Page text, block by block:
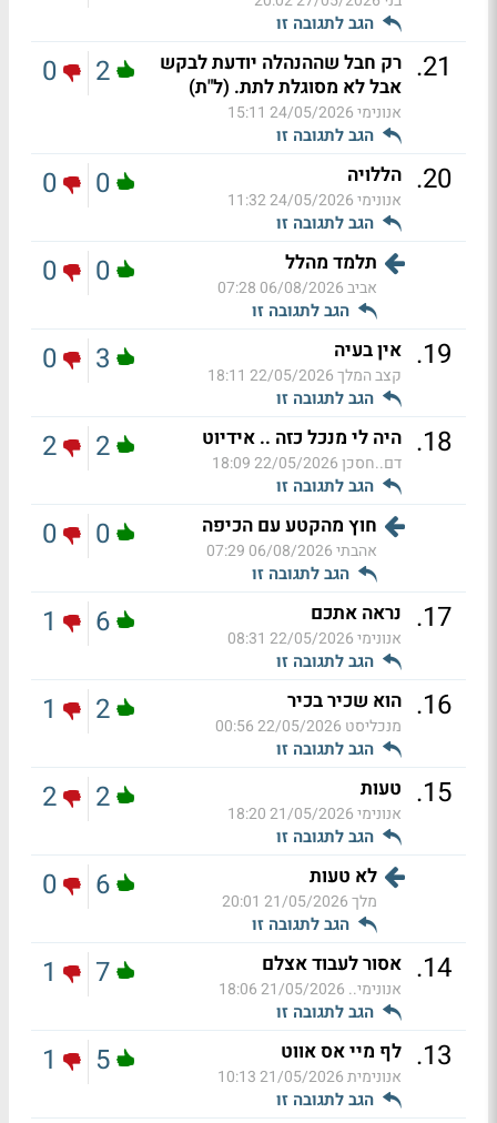
הגב לתגובה זו
21
. רק חבל שההנהלה יודעת לבקש
אבל לא מסוגלת לתת. (ל"ת)
אנונימי24/05/2026 15:11
הגב לתגובה זו
2
0
20
. הללויה
אנונימי24/05/2026 11:32
הגב לתגובה זו
0
0
תלמד מהלל
אביב06/08/2026 07:28
הגב לתגובה זו
0
0
19
. אין בעיה
קצב המלך22/05/2026 18:11
הגב לתגובה זו
3
0
18
. היה לי מנכל כזה .. אידיוט
דם..חסכן22/05/2026 18:09
הגב לתגובה זו
2
2
חוץ מהקטע עם הכיפה
אהבתי06/08/2026 07:29
הגב לתגובה זו
0
0
17
. נראה אתכם
אנונימי22/05/2026 08:31
הגב לתגובה זו
6
1
16
. הוא שכיר בכיר
מנכליסט 22/05/2026 00:56
הגב לתגובה זו
2
1
15
. טעות
אנונימי21/05/2026 18:20
הגב לתגובה זו
2
2
לא טעות
מלך21/05/2026 20:01
הגב לתגובה זו
6
0
14
. אסור לעבוד אצלם
אנונימי.. 21/05/2026 18:06
הגב לתגובה זו
7
1
13
. לף מיי אס אווט
אנונימית21/05/2026 10:13
הגב לתגובה זו
5
1